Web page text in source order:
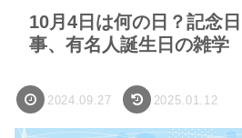
10月4日は何の日？記念
事、有名人誕生日の雑学
2024.09.27 2025.01.12